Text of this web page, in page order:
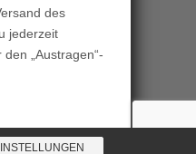
des
jederzeit
„Austragen“-